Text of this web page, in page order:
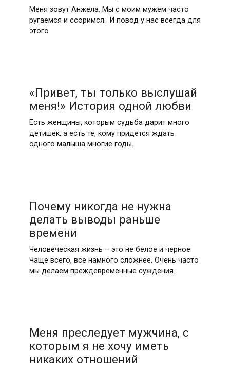
Меня зовут Анжела. Мы с моим мужем часто
ругаемся и ссоримся. И повод у нас всегда для
этого
«Привет, ты только выслушай
меня!» История одной любви
Есть женщины, которым судьба дарит много
детишек, а есть те, кому придется ждать
одного малыша многие годы.
Почему никогда не нужна
делать выводы раньше
времени
Человеческая жизнь – это не белое и черное.
Чаще всего, все намного сложнее. Очень часто
мы делаем преждевременные суждения.
Меня преследует мужчина, с
которым я не хочу иметь
никаких отношений